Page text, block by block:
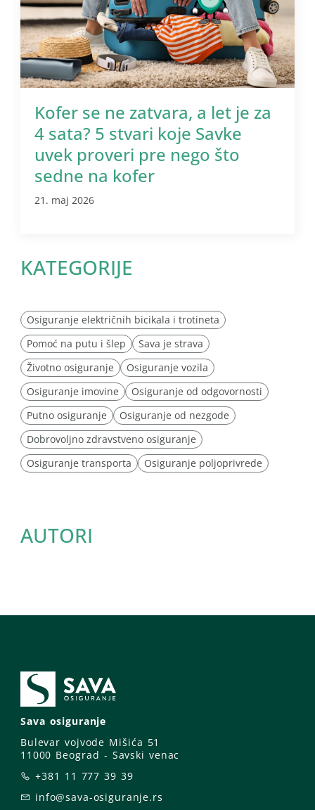
Kofer se ne zatvara, a let je za
4 sata? 5 stvari koje Savke
uvek proveri pre nego što
sedne na kofer
21. maj 2026
KATEGORIJE
Osiguranje električnih bicikala i trotineta
Pomoć na putu i šlep
Sava je strava
Životno osiguranje
Osiguranje vozila
Osiguranje imovine
Osiguranje od odgovornosti
Putno osiguranje
Osiguranje od nezgode
Dobrovoljno zdravstveno osiguranje
Osiguranje transporta
Osiguranje poljoprivrede
AUTORI
Sava osiguranje
Bulevar vojvode Mišića 51
11000 Beograd - Savski venac
+381 11 777 39 39
info@sava-osiguranje.rs